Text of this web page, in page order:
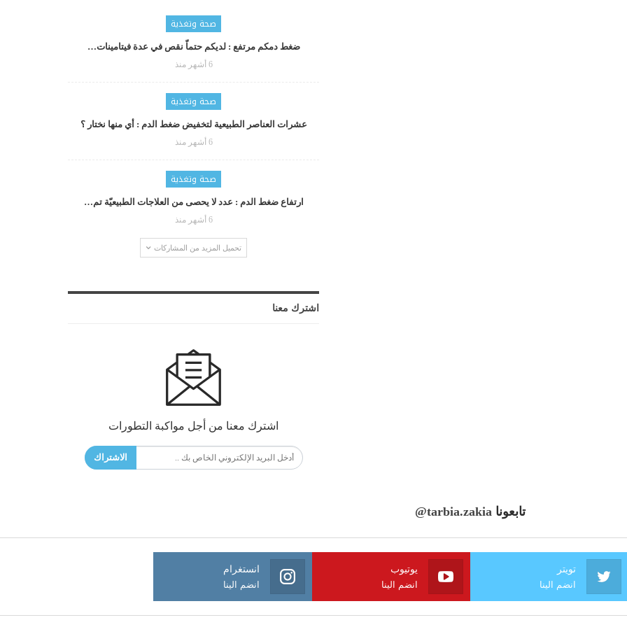
صحة وتغذية
ضغط دمكم مرتفع : لديكم حتماّ نقص في عدة فيتامينات…
6 أشهر منذ
صحة وتغذية
عشرات العناصر الطبيعية لتخفيض ضغط الدم : أي منها نختار ؟
6 أشهر منذ
صحة وتغذية
ارتفاع ضغط الدم : عدد لا يحصى من العلاجات الطبيعيّة تم…
6 أشهر منذ
تحميل المزيد من المشاركات
اشترك معنا
اشترك معنا من أجل مواكبة التطورات
الاشتراك
تابعونا @tarbia.zakia
تويتر
انضم الينا
يوتيوب
انضم الينا
انستغرام
انضم الينا